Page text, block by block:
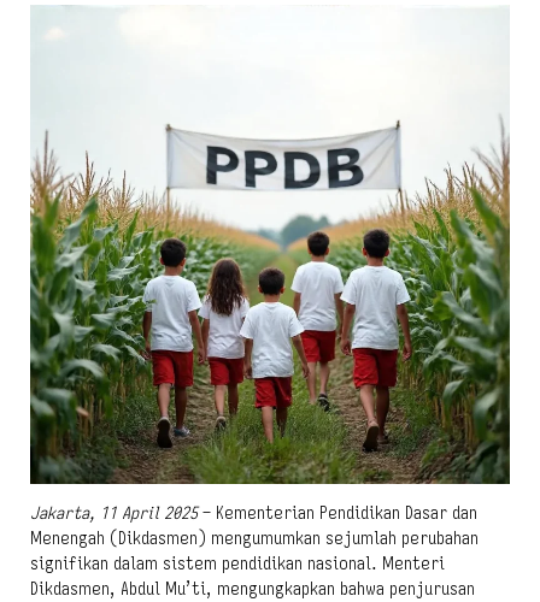
Jakarta, 11 April 2025– Kementerian Pendidikan Dasar dan
Menengah (Dikdasmen) mengumumkan sejumlah perubahan
signifikan dalam sistem pendidikan nasional. Menteri
Dikdasmen, Abdul Mu’ti, mengungkapkan bahwa penjurusan